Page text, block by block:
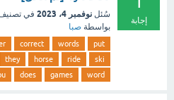
إجابة
سُئل نوفمبر 4، 2023 في
بواسطة صبا
put
words
correct
ski
ride
horse
they
word
games
does